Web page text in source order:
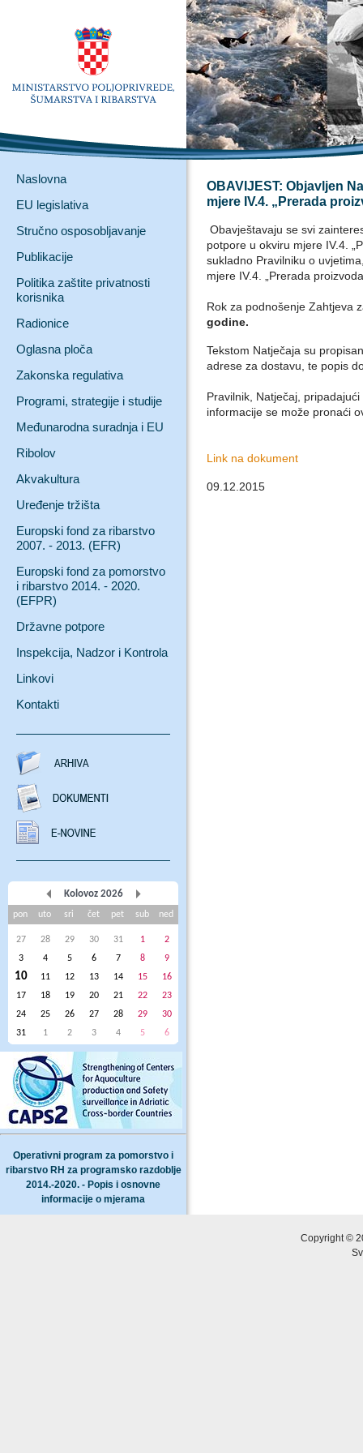
Naslovna
EU legislativa
Stručno osposobljavanje
Publikacije
Politika zaštite privatnosti
korisnika
Radionice
Oglasna ploča
Zakonska regulativa
Programi, strategije i studije
Međunarodna suradnja i EU
Ribolov
Akvakultura
Uređenje tržišta
Europski fond za ribarstvo
2007. - 2013. (EFR)
Europski fond za pomorstvo
i ribarstvo 2014. - 2020.
(EFPR)
Državne potpore
Inspekcija, Nadzor i Kontrola
Linkovi
Kontakti
Kolovoz 2026
pon uto sri čet pet sub ned
27 28 29 30 31 1
2
3
4 5 6 7 8 9
10 11 12 13 14 15
16
17
18 19 20 21 22
23
24
25 26 27 28 29
30
31
1 2 3 4 5 6
Operativni program za pomorstvo i
ribarstvo RH za programsko razdoblje
2014.-2020. - Popis i osnovne
informacije o mjerama
OBAVIJEST: Objavljen
mjere IV.4. „Prerada
Obavještavaju se svi
potpore u okviru mjere IV.4.
sukladno Pravilniku o
mjere IV.4. „Prerada
Rok za podnošenje Zahtjeva
godine.
Tekstom Natječaja su
adrese za dostavu, te popis
Pravilnik, Natječaj,
informacije se može pronaći
Link na dokument
09.12.2015
Copyright ©